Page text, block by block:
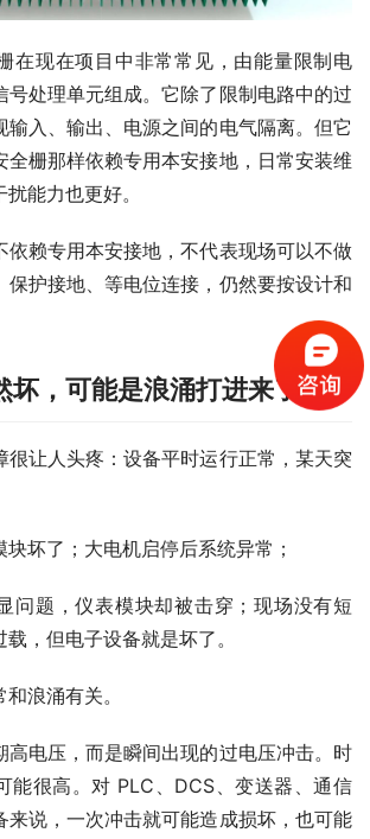
现在项目中非常常见，由能量限制电
号处理单元组成。它除了限制电路中的过
输入、输出、电源之间的电气隔离。但它
全栅那样依赖专用本安接地，日常安装维
能力也更好。
赖专用本安接地，不代表现场可以不做
保护接地、等电位连接，仍然要按设计和
坏，可能是浪涌打进来了
让人头疼：设备平时运行正常，某天突
坏了；大电机启停后系统异常；
题，仪表模块却被击穿；现场没有短
，但电子设备就是坏了。
浪涌有关。
电压，而是瞬间出现的过电压冲击。时
能很高。对 PLC、DCS、变送器、通信
来说，一次冲击就可能造成损坏，也可能